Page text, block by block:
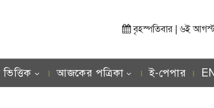
বৃহস্পতিবার | ৬ই আগস্ট,
আজকের পত্রিকা ই-পেপার